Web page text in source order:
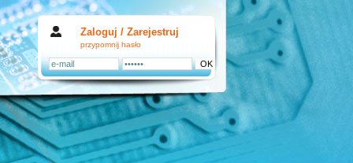
Zaloguj / Zarejestruj
przypomnij hasło